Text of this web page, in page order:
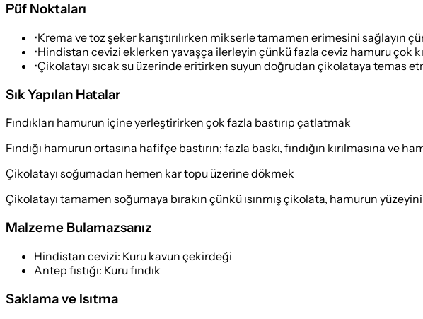
Püf Noktaları
•Krema ve toz şeker karıştırılırken mikserle tamamen erimesini sağlayın
•Hindistan cevizi eklerken yavaşça ilerleyin çünkü fazla ceviz hamuru çok
•Çikolatayı sıcak su üzerinde eritirken suyun doğrudan çikolataya temas
Sık Yapılan Hatalar
Fındıkları hamurun içine yerleştirirken çok fazla bastırıp çatlatmak
Fındığı hamurun ortasına hafifçe bastırın; fazla baskı, fındığın kırılmasına ve
Çikolatayı soğumadan hemen kar topu üzerine dökmek
Çikolatayı tamamen soğumaya bırakın çünkü ısınmış çikolata, hamurun
Malzeme Bulamazsanız
Hindistan cevizi: Kuru kavun çekirdeği
Antep fıstığı: Kuru fındık
Saklama ve Isıtma